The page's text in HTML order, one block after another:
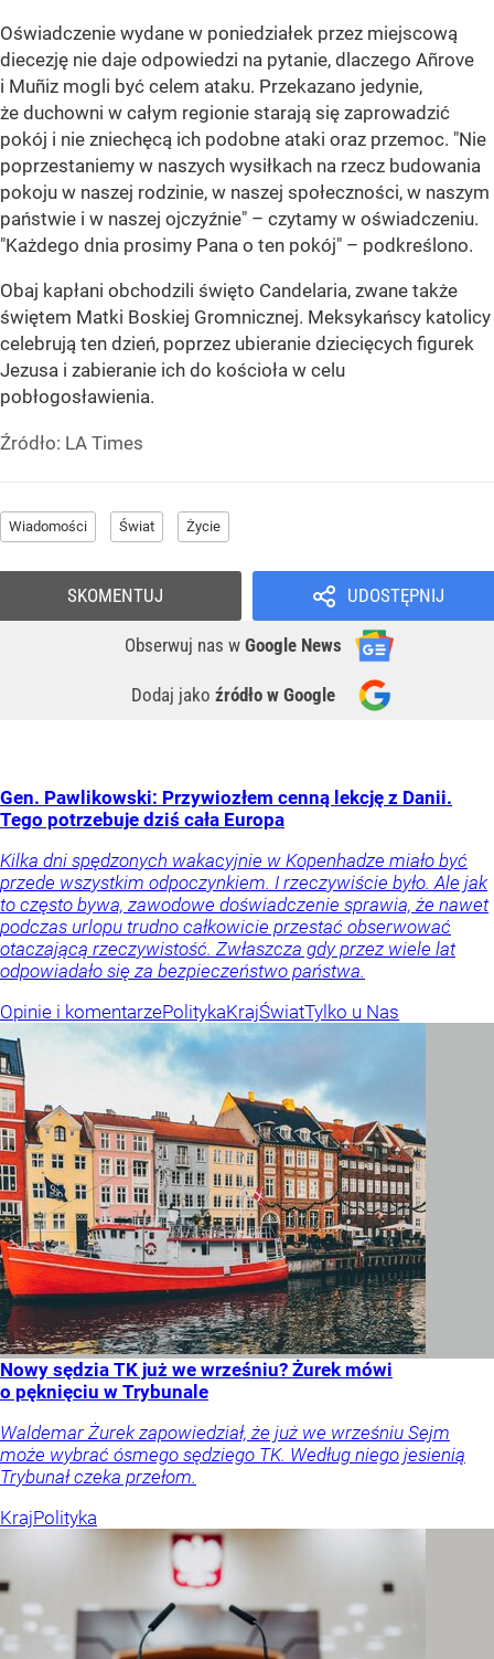
Oświadczenie wydane w poniedziałek przez miejscową
diecezję nie daje odpowiedzi na pytanie, dlaczego Añrove
i Muñiz mogli być celem ataku. Przekazano jedynie,
że duchowni w całym regionie starają się zaprowadzić
pokój i nie zniechęcą ich podobne ataki oraz przemoc. "Nie
poprzestaniemy w naszych wysiłkach na rzecz budowania
pokoju w naszej rodzinie, w naszej społeczności, w naszym
państwie i w naszej ojczyźnie" – czytamy w oświadczeniu.
"Każdego dnia prosimy Pana o ten pokój" – podkreślono.
Obaj kapłani obchodzili święto Candelaria, zwane także
świętem Matki Boskiej Gromnicznej. Meksykańscy katolicy
celebrują ten dzień, poprzez ubieranie dziecięcych figurek
Jezusa i zabieranie ich do kościoła w celu
pobłogosławienia.
Źródło: LA Times
Wiadomości Świat Życie
UDOSTĘPNIJ
Obserwuj nas w Google News
Dodaj jako źródło w Google
SKOMENTUJ
Gen. Pawlikowski: Przywiozłem cenną lekcję z Danii.
Tego potrzebuje dziś cała Europa
Kilka dni spędzonych wakacyjnie w Kopenhadze miało być
przede wszystkim odpoczynkiem. I rzeczywiście było. Ale jak
to często bywa, zawodowe doświadczenie sprawia, że nawet
podczas urlopu trudno całkowicie przestać obserwować
otaczającą rzeczywistość. Zwłaszcza gdy przez wiele lat
odpowiadało się za bezpieczeństwo państwa.
Opinie i komentarzePolitykaKrajŚwiatTylko u Nas
Nowy sędzia TK już we wrześniu? Żurek mówi
o pęknięciu w Trybunale
Waldemar Żurek zapowiedział, że już we wrześniu Sejm
może wybrać ósmego sędziego TK. Według niego jesienią
Trybunał czeka przełom.
KrajPolityka